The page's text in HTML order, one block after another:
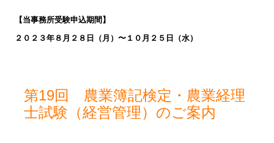
【当事務所受験申込期間】
２０２３年８月２８日（月）〜１０月２５日（水）
第19回 農業簿記検定・農業経理
士試験（経営管理）のご案内